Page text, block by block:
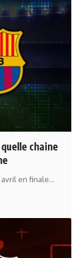
chaine
avril en finale…